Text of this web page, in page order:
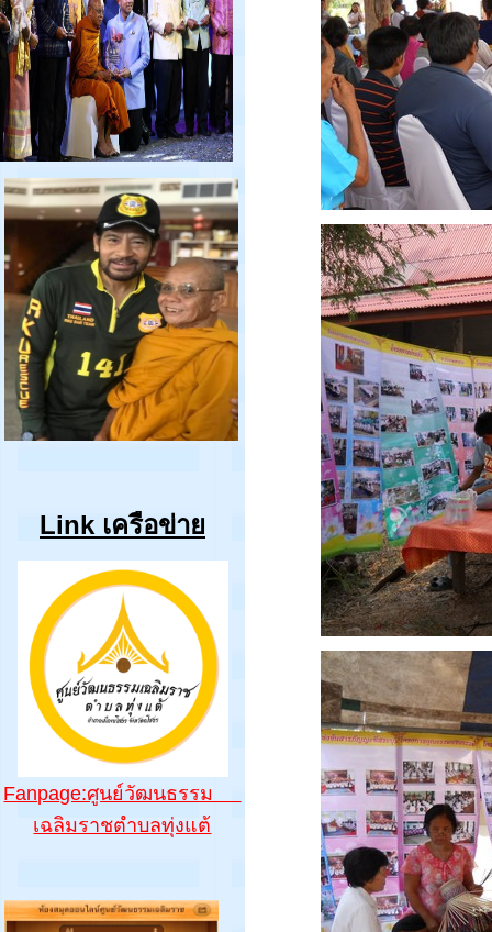
Link เครือข่าย
Fanpage:ศูนย์วัฒนธรรม
เฉลิมราชตำบลทุ่งแต้